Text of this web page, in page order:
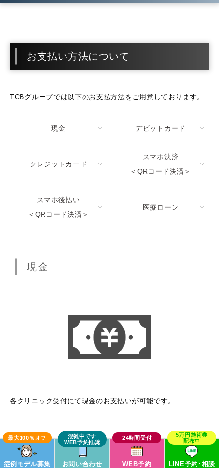
お支払い方法について
TCBグループでは以下のお支払方法をご用意しております。
現金 デビットカード
クレジットカード
スマホ決済
＜QRコード決済＞
スマホ後払い
＜QRコード決済＞
医療ローン
現金
各クリニック受付にて現金のお支払いが可能です。
デビットカード
症例モデル募集 お問い合わせ WEB予約 LINE予約･相談